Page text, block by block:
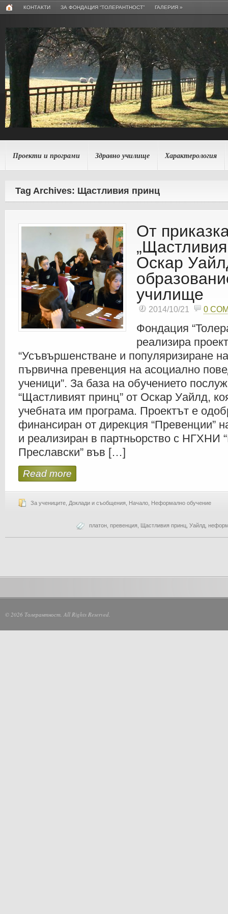
КОНТАКТИ ЗА ФОНДАЦИЯ “ТОЛЕРАНТНОСТ” ГАЛЕРИЯ »
Проекти и програми Здравно училище Характерология
Tag Archives: Щастливия принц
От
Оскар
училище
2014/10/21 0
Фондация
реализира проект
“Усъвършенстване и популяризиране
първична превенция на асоциално
ученици”. За база на обучението
“Щастливият принц” от Оскар Уайлд,
учебната им програма. Проектът е
финансиран от дирекция “Превенции”
и реализиран в партньорство с НГХНИ
Преславски” във […]
Read more
За учениците Доклади и съобщения Начало Неформално обучение
платон превенция Щастливия принц Уайлд
© 2026 Толерантност. All Rights Reserved.